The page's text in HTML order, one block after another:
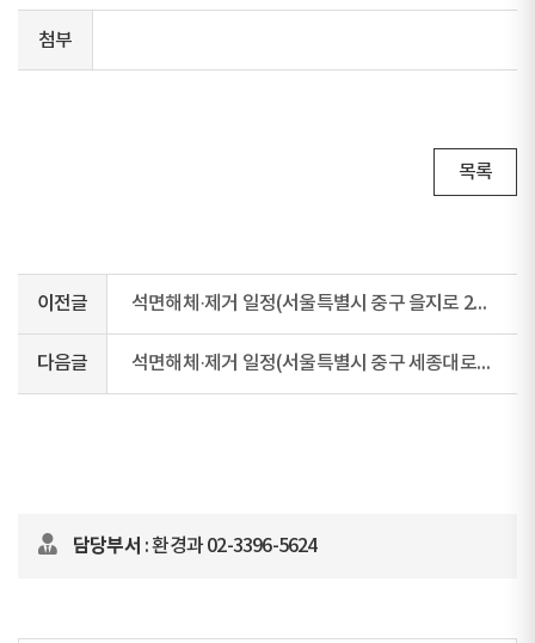
첨부
목록
이전글 석면해체·제거 일정(서울특별시 중구 을지로 227)
다음글 석면해체·제거 일정(서울특별시 중구 세종대로5길 35)
담당부서 : 환경과 02-3396-5624